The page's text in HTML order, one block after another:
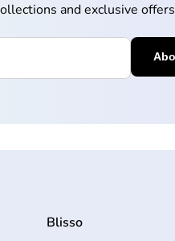
and exclusive
Blisso